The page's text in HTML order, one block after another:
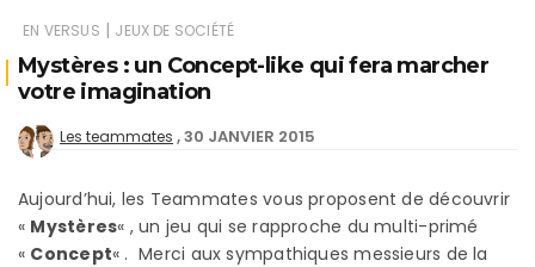
EN VERSUS | JEUX DE SOCIÉTÉ
Mystères : un Concept-like qui fera marcher
votre imagination
Les teammates 30 JANVIER 2015
Aujourd’hui, les Teammates vous proposent de découvrir
« Mystères« , un jeu qui se rapproche du multi-primé
« Concept« . Merci aux sympathiques messieurs de la